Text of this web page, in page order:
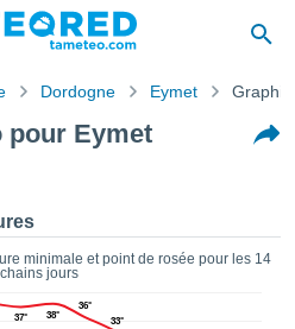
Dordogne Eymet
pour Eymet
minimale et point de rosée pour les 14
jours
37° 38°
36°
33°